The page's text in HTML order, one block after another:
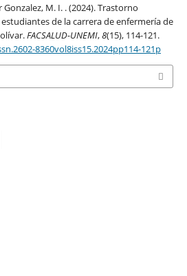
Gonzalez, M. I. . (2024). Trastorno
de la carrera de enfermería de
FACSALUD-UNEMI,8(15), 114-121.
8360vol8iss15.2024pp114-121p